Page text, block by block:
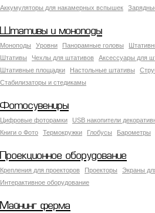
Аккумуляторы для накамерных вспышек
Штативы и моноподы
Моноподы Уровни Панорамные головы
Штативы
Чехлы для штативов
Аксессуары для
Штативные площадки
Настольные штативы
Стабилизаторы и стедикамы
Фотосувениры
Цифровые фоторамки USB накопители
Книги о Фото
Термокружки Глобусы Барометры
Проекционное оборудование
Крепления для проекторов Проекторы
Экраны
Интерактивное оборудование
Майнинг ферма